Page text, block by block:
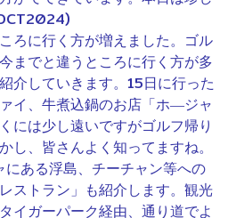
ろに行く方が増えました。ゴル
までと違うところに行く方が多
介していきます。15日に行った
イ、牛煮込鍋のお店「ホ―ジャ
には少し遠いですがゴルフ帰り
し、皆さんよく知ってますね。
ある浮島、チーチャン等への
ストラン」も紹介します。観光
イガーパーク経由、通り道でよ